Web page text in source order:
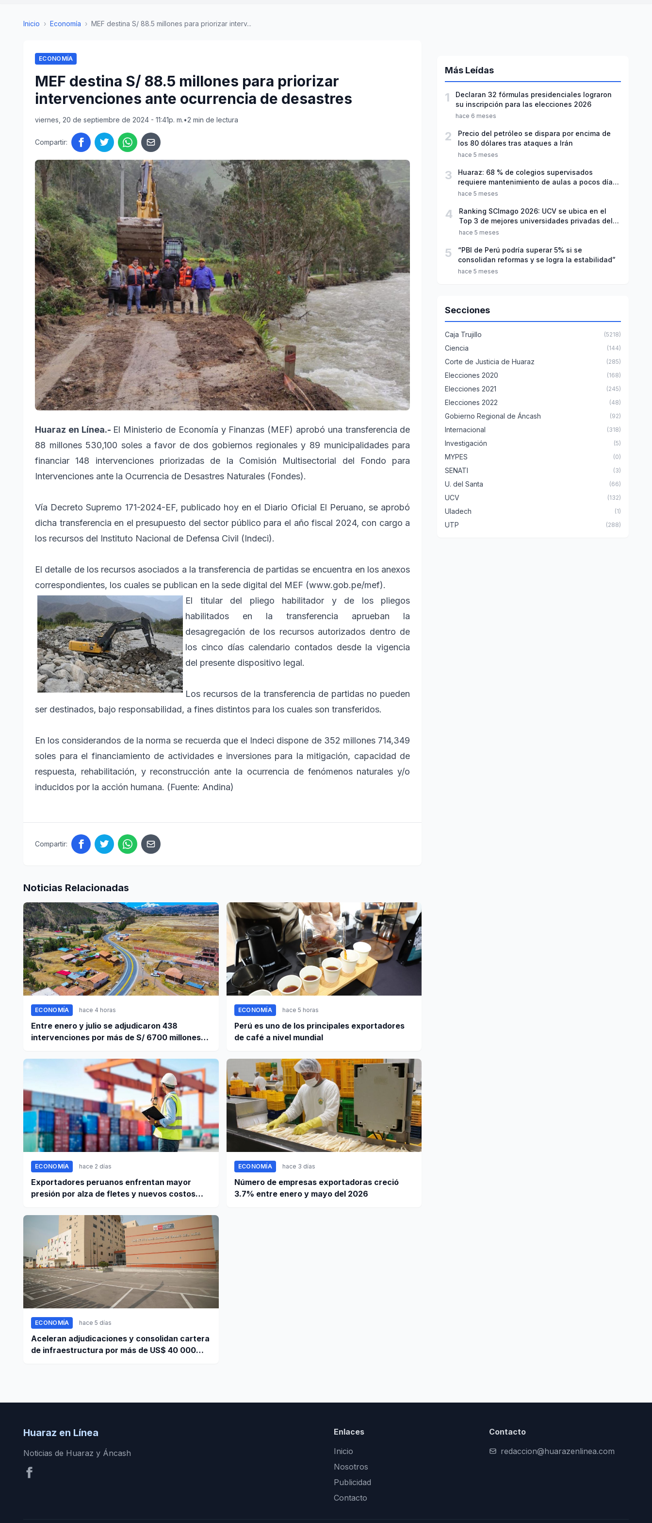
Inicio › Economía › MEF destina S/ 88.5 millones para priorizar interv...
ECONOMÍA
MEF destina S/ 88.5 millones para priorizar
intervenciones ante ocurrencia de desastres
viernes, 20 de septiembre de 2024 - 11:41p. m.•2 min de lectura
Compartir:
Huaraz en Línea.- El Ministerio de Economía y Finanzas (MEF) aprobó una transferencia de
88 millones 530,100 soles a favor de dos gobiernos regionales y 89 municipalidades para
financiar 148 intervenciones priorizadas de la Comisión Multisectorial del Fondo para
Intervenciones ante la Ocurrencia de Desastres Naturales (Fondes).
Vía Decreto Supremo 171-2024-EF, publicado hoy en el Diario Oficial El Peruano, se aprobó
dicha transferencia en el presupuesto del sector público para el año fiscal 2024, con cargo a
los recursos del Instituto Nacional de Defensa Civil (Indeci).
El detalle de los recursos asociados a la transferencia de partidas se encuentra en los anexos
correspondientes, los cuales se publican en la sede digital del MEF (www.gob.pe/mef).
El titular del pliego habilitador y de los pliegos
habilitados en la transferencia aprueban la
desagregación de los recursos autorizados dentro de
los cinco días calendario contados desde la vigencia
del presente dispositivo legal.
Los recursos de la transferencia de partidas no pueden
ser destinados, bajo responsabilidad, a fines distintos para los cuales son transferidos.
En los considerandos de la norma se recuerda que el Indeci dispone de 352 millones 714,349
soles para el financiamiento de actividades e inversiones para la mitigación, capacidad de
respuesta, rehabilitación, y reconstrucción ante la ocurrencia de fenómenos naturales y/o
inducidos por la acción humana. (Fuente: Andina)
Compartir:
Noticias Relacionadas
ECONOMÍA hace 4 horas
Entre enero y julio se adjudicaron 438
intervenciones por más de S/ 6700 millones
ECONOMÍA hace 5 horas
Perú es uno de los principales exportadores
de café a nivel mundial
ECONOMÍA hace 2 días
Exportadores peruanos enfrentan mayor
presión por alza de fletes y nuevos costos
ECONOMÍA hace 3 días
Número de empresas exportadoras creció
3.7% entre enero y mayo del 2026
ECONOMÍA hace 5 días
Aceleran adjudicaciones y consolidan cartera
de infraestructura por más de US$ 40 000
Más Leídas
1
Declaran 32 fórmulas presidenciales lograron
su inscripción para las elecciones 2026
hace 6 meses
2
Precio del petróleo se dispara por encima de
los 80 dólares tras ataques a Irán
hace 5 meses
3
Huaraz: 68 % de colegios supervisados
requiere mantenimiento de aulas a pocos días
de inicio del año escolar 2026
hace 5 meses
4
Ranking SCImago 2026: UCV se ubica en el
Top 3 de mejores universidades privadas del
Perú
hace 5 meses
5
“PBI de Perú podría superar 5% si se
consolidan reformas y se logra la estabilidad”
hace 5 meses
Secciones
Caja Trujillo (5218)
Ciencia (144)
Corte de Justicia de Huaraz (285)
Elecciones 2020 (168)
Elecciones 2021 (245)
Elecciones 2022 (48)
Gobierno Regional de Áncash (92)
Internacional (318)
Investigación (5)
MYPES (0)
SENATI (3)
U. del Santa (66)
UCV (132)
Uladech (1)
UTP (288)
Huaraz en Línea
Noticias de Huaraz y Áncash
Enlaces
Inicio
Nosotros
Publicidad
Contacto
Contacto
redaccion@huarazenlinea.com